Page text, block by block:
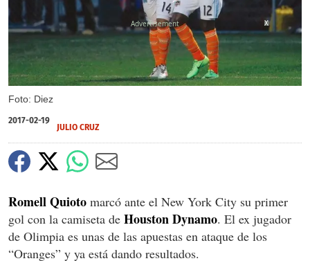
Foto: Diez
X
2017-02-19
JULIO CRUZ
Romell Quioto marcó ante el New York City su primer
gol con la camiseta de Houston Dynamo. El ex jugador
de Olimpia es unas de las apuestas en ataque de los
“Oranges” y ya está dando resultados.